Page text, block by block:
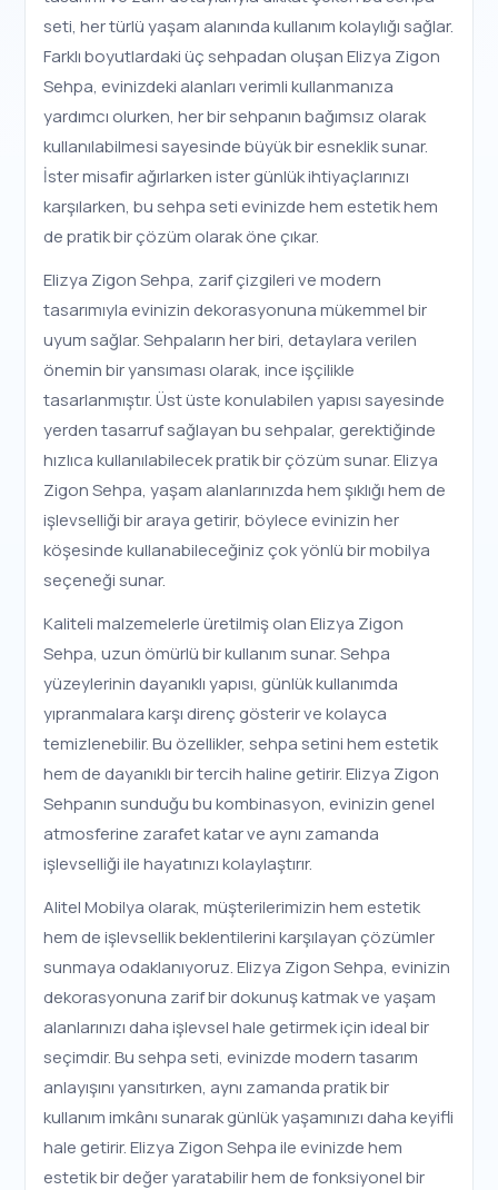
seti, her türlü yaşam alanında kullanım kolaylığı sağlar.
Farklı boyutlardaki üç sehpadan oluşan Elizya Zigon
Sehpa, evinizdeki alanları verimli kullanmanıza
yardımcı olurken, her bir sehpanın bağımsız olarak
kullanılabilmesi sayesinde büyük bir esneklik sunar.
İster misafir ağırlarken ister günlük ihtiyaçlarınızı
karşılarken, bu sehpa seti evinizde hem estetik hem
de pratik bir çözüm olarak öne çıkar.
Elizya Zigon Sehpa, zarif çizgileri ve modern
tasarımıyla evinizin dekorasyonuna mükemmel bir
uyum sağlar. Sehpaların her biri, detaylara verilen
önemin bir yansıması olarak, ince işçilikle
tasarlanmıştır. Üst üste konulabilen yapısı sayesinde
yerden tasarruf sağlayan bu sehpalar, gerektiğinde
hızlıca kullanılabilecek pratik bir çözüm sunar. Elizya
Zigon Sehpa, yaşam alanlarınızda hem şıklığı hem de
işlevselliği bir araya getirir, böylece evinizin her
köşesinde kullanabileceğiniz çok yönlü bir mobilya
seçeneği sunar.
Kaliteli malzemelerle üretilmiş olan Elizya Zigon
Sehpa, uzun ömürlü bir kullanım sunar. Sehpa
yüzeylerinin dayanıklı yapısı, günlük kullanımda
yıpranmalara karşı direnç gösterir ve kolayca
temizlenebilir. Bu özellikler, sehpa setini hem estetik
hem de dayanıklı bir tercih haline getirir. Elizya Zigon
Sehpanın sunduğu bu kombinasyon, evinizin genel
atmosferine zarafet katar ve aynı zamanda
işlevselliği ile hayatınızı kolaylaştırır.
Alitel Mobilya olarak, müşterilerimizin hem estetik
hem de işlevsellik beklentilerini karşılayan çözümler
sunmaya odaklanıyoruz. Elizya Zigon Sehpa, evinizin
dekorasyonuna zarif bir dokunuş katmak ve yaşam
alanlarınızı daha işlevsel hale getirmek için ideal bir
seçimdir. Bu sehpa seti, evinizde modern tasarım
anlayışını yansıtırken, aynı zamanda pratik bir
kullanım imkânı sunarak günlük yaşamınızı daha keyifli
hale getirir. Elizya Zigon Sehpa ile evinizde hem
estetik bir değer yaratabilir hem de fonksiyonel bir